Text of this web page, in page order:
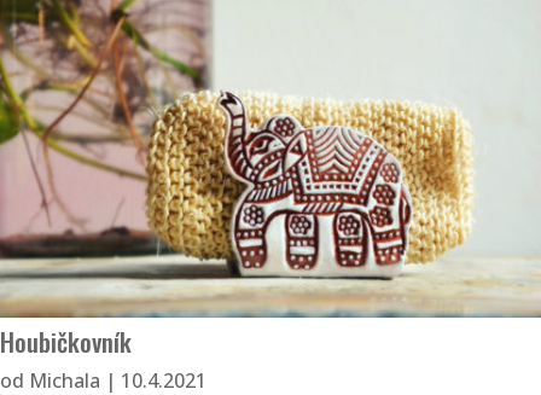
Houbičkovník
od Michala | 10.4.2021